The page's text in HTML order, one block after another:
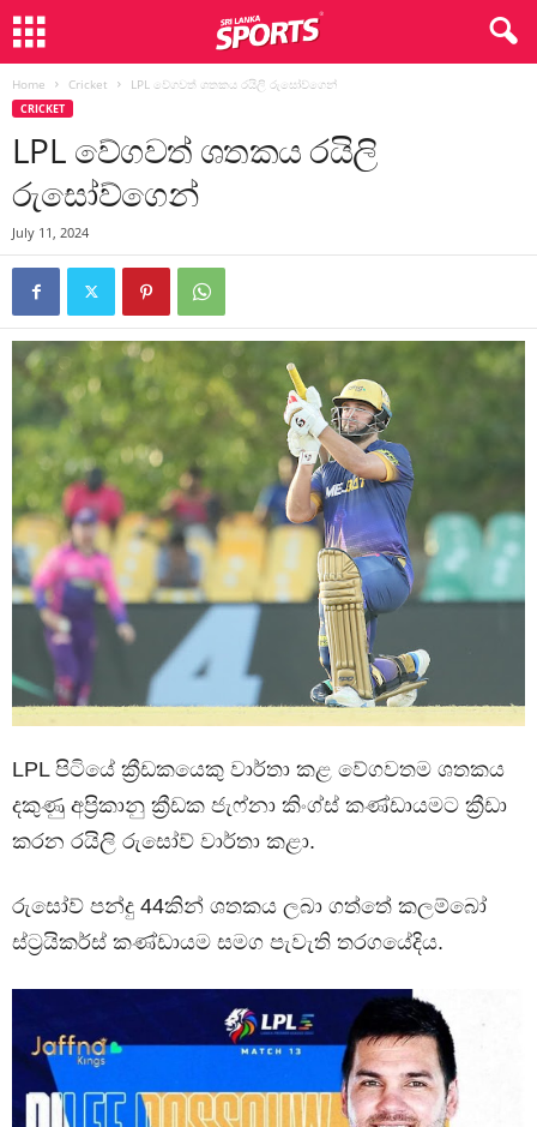
Home Cricket LPL වේගවත් ශතකය රයිලි රුසෝව්ගෙන්
CRICKET
LPL වේගවත් ශතකය රයිලි
රුසෝව්ගෙන්
July 11, 2024
LPL පිටියේ ක්‍රීඩකයෙකු වාර්තා කළ වේගවතම ශතකය
දකුණු අප්‍රිකානු ක්‍රීඩක ජැෆ්නා කිංග්ස් කණ්ඩායමට ක්‍රීඩා
කරන රයිලි රුසෝව් වාර්තා කළා.
රුසෝව් පන්දු 44කින් ශතකය ලබා ගත්තේ කලම්බෝ
ස්ට්‍රයිකර්ස් කණ්ඩායම සමග පැවැති තරගයේදිය.